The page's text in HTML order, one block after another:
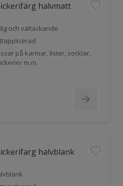
halvmatt
och vältäckande
på karmar, lister, socklar,
m.m.
halvblank